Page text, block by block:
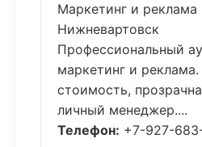
Маркетинг и реклама
Нижневартовск
Профессиональный
маркетинг и
стоимость,
личный менеджер....
Телефон: +7-927-